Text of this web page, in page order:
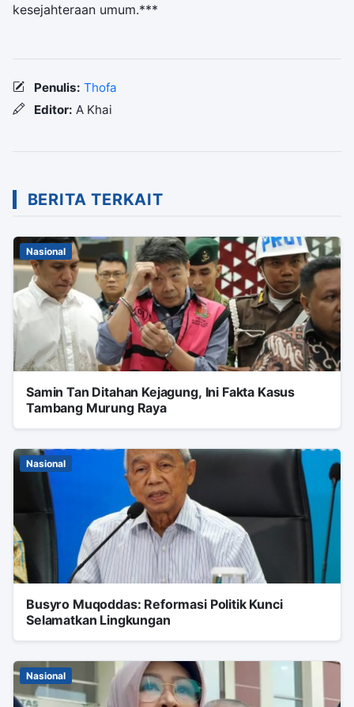
kesejahteraan umum.***
Penulis: Thofa
Editor: A Khai
BERITA TERKAIT
Nasional
Samin Tan Ditahan Kejagung, Ini Fakta Kasus
Tambang Murung Raya
Nasional
Busyro Muqoddas: Reformasi Politik Kunci
Selamatkan Lingkungan
Nasional